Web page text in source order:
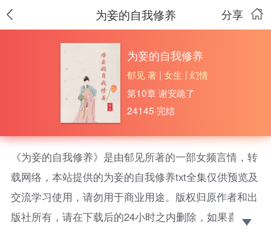
分享
为妾的自我修养
为妾的自我修养
郁见 著 |女生 | 幻情
第10章 谢安跪了
24145·完结
《为妾的自我修养》是由郁见所著的一部女频言情，转
载网络，本站提供的为妾的自我修养txt全集仅供预览及
交流学习使用，请勿用于商业用途。版权归原作者和出
版社所有，请在下载后的24小时之内删除，如果喜欢。